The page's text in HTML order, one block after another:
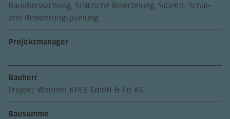
Bauüberwachung, Statische Berechnung, SiGeKo, Schal-
und Bewehrungsplanung
Projektmanager
-
Bauherr
Projekt Wohnen KPL8 GmbH & Co KG
Bausumme